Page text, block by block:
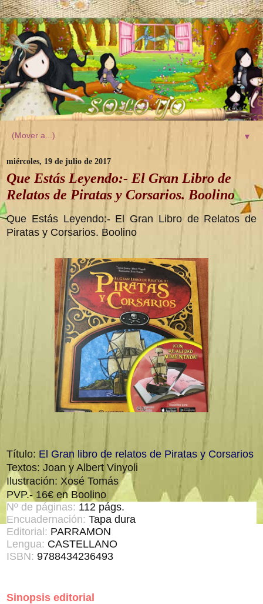
▼
miércoles, 19 de julio de 2017
Que Estás Leyendo:- El Gran Libro de
Relatos de Piratas y Corsarios. Boolino
Que Estás Leyendo:- El Gran Libro de Relatos de
Piratas y Corsarios. Boolino
Título: El Gran libro de relatos de Piratas y Corsarios
Textos: Joan y Albert Vinyoli
Ilustración: Xosé Tomás
PVP.- 16€ en Boolino
Nº de páginas: 112 págs.
Encuadernación: Tapa dura
Editorial: PARRAMON
Lengua: CASTELLANO
ISBN: 9788434236493
Sinopsis editorial